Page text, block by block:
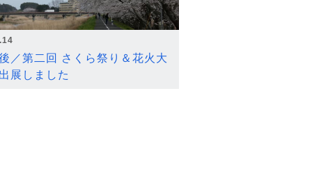
／第二回 さくら祭り＆花火大
展しました